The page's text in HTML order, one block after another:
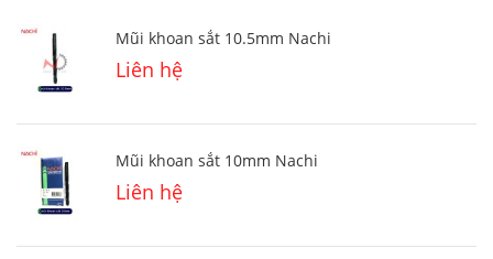
Mũi khoan sắt 10.5mm Nachi
Liên hệ
Mũi khoan sắt 10mm Nachi
Liên hệ